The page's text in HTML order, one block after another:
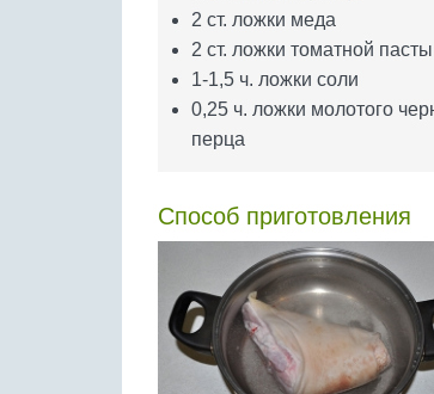
2 ст. ложки меда
2 ст. ложки томатной пасты
1-1,5 ч. ложки соли
0,25 ч. ложки молотого
перца
Способ приготовления